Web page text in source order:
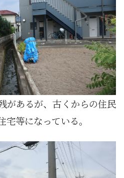
があるが、古くからの住民
等になっている。